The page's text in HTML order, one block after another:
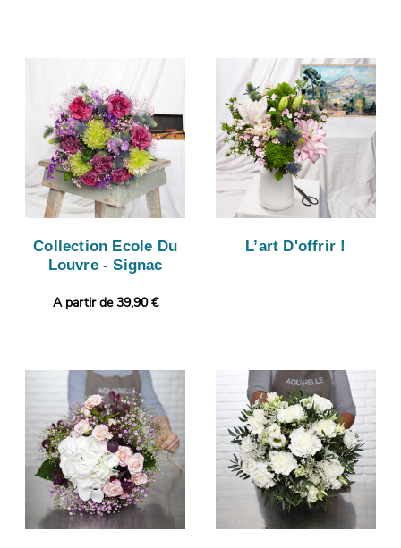
Collection Ecole Du
Louvre - Signac
A partir de 39,90 €
L’art D'offrir !